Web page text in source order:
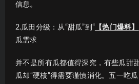
信息。
2.瓜田分级：从“甜瓜”到“ 【热门爆料】
瓜需求
并不是所有瓜都值得深究，有些瓜甜
瓜却“硬核”得需要谨慎消化。五一吃